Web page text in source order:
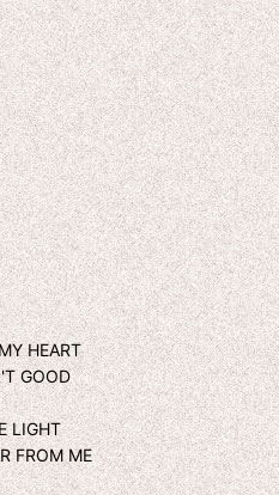
HEART
GOOD
LIGHT
FROM ME